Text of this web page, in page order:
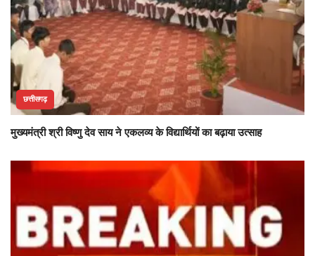
छत्तीसगढ़
मुख्यमंत्री श्री विष्णु देव साय ने एकलव्य के विद्यार्थियों का बढ़ाया उत्साह